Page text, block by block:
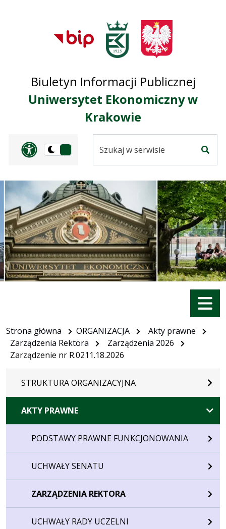
Przejdź do
głównego menu
Przejdź do treści
Przejdź do mapy
serwisu
Biuletyn Informacji Publicznej
Uniwersytet Ekonomiczny w
Krakowie
Panel dostosowania
Przełącz
ciemną
serwisie
Menu
Strona główna ORGANIZACJA
Akty prawne
Zarządzenia Rektora
Zarządzenia 2026
Zarządzenie nr R.0211.18.2026
STRUKTURA ORGANIZACYJNA
AKTY PRAWNE
PODSTAWY PRAWNE FUNKCJONOWANIA
UCHWAŁY SENATU
ZARZĄDZENIA REKTORA
UCHWAŁY RADY UCZELNI